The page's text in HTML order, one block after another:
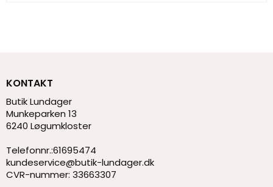
KONTAKT
Butik Lundager
Munkeparken 13
6240 Løgumkloster
Telefonnr.:61695474
kundeservice@butik-lundager.dk
CVR-nummer: 33663307